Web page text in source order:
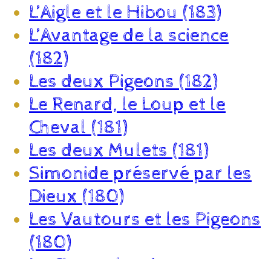
L’Aigle et le Hibou (183)
L’Avantage de la science
(182)
Les deux Pigeons (182)
Le Renard, le Loup et le
Cheval (181)
Les deux Mulets (181)
Simonide préservé par les
Dieux (180)
Les Vautours et les Pigeons
(180)